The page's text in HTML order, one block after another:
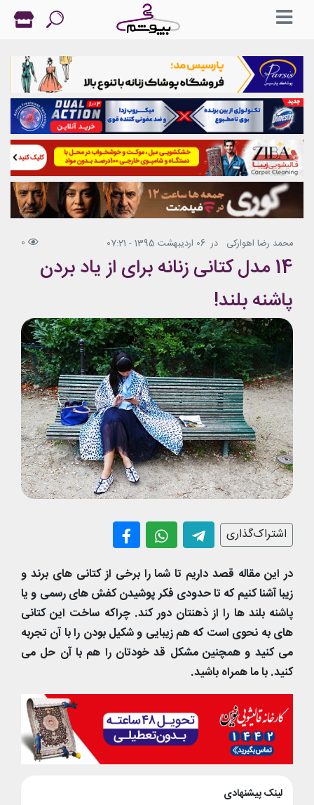
محمد رضا اهوارکی در 06 اردیبهشت 1395 - 07:21 0
14 مدل کتانی زنانه برای از یاد بردن
پاشنه بلند!
اشتراک‌گذاری
در این مقاله قصد داریم تا شما را برخی از کتانی های برند و
زیبا آشنا کنیم که تا حدودی فکر پوشیدن کفش های رسمی و یا
پاشنه بلند ها را از ذهنتان دور کند. چراکه ساخت این کتانی
های به نحوی است که هم زیبایی و شکیل بودن را با آن تجربه
می کنید و همچنین مشکل قد خودتان را هم با آن حل می
کنید. با ما همراه باشید.
لینک پیشنهادی